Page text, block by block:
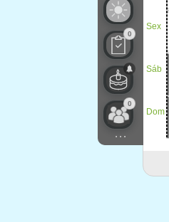
0
0
...
Sex
Sáb
Dom